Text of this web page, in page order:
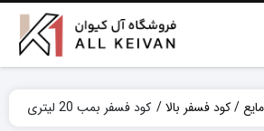
کود فسفر بالا کود فسفر بمب 20 لیتری